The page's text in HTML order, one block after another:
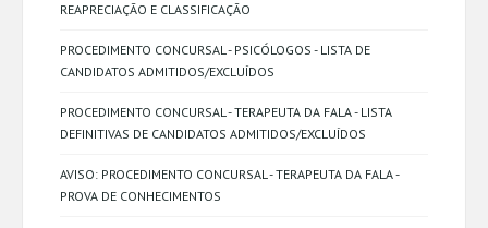
REAPRECIAÇÃO E CLASSIFICAÇÃO
PROCEDIMENTO CONCURSAL - PSICÓLOGOS - LISTA DE
CANDIDATOS ADMITIDOS/EXCLUÍDOS
PROCEDIMENTO CONCURSAL - TERAPEUTA DA FALA - LISTA
DEFINITIVAS DE CANDIDATOS ADMITIDOS/EXCLUÍDOS
AVISO: PROCEDIMENTO CONCURSAL - TERAPEUTA DA FALA -
PROVA DE CONHECIMENTOS